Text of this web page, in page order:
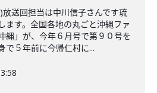
放送回担当は中川信子さんです琉
ます。全国各地の丸ごと沖縄ファ
縄」が、今年６月号で第９０号を
で５年前に今帰仁村に...